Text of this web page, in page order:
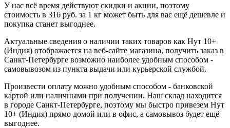
У нас всё время действуют скидки и акции, поэтому
стоимость в 316 руб. за 1 кг может быть для вас ещё дешевле и
покупка станет выгоднее.
Актуальные сведения о наличии таких товаров как Нут 10+
(Индия) отображается на веб-сайте магазина, получить заказ в
Санкт-Петербурге возможно наиболее удобным способом -
самовывозом из пункта выдачи или курьерской службой.
Произвести оплату можно удобным способом - банковской
картой или наличными при получении. Наш склад находится
в городе Санкт-Петербурге, поэтому мы быстро привезем Нут
10+ (Индия) прямо домой или в офис, а самовывоз будет ещё
выгоднее.